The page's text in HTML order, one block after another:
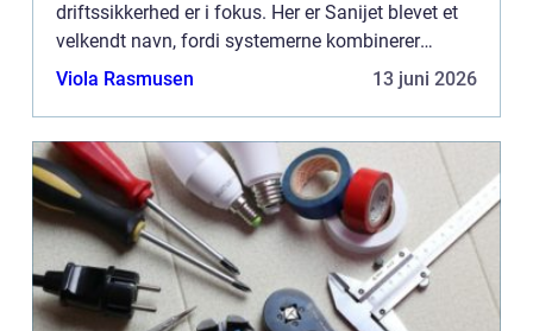
driftssikkerhed er i fokus. Her er Sanijet blevet et
velkendt navn, fordi systemerne kombinerer
kraftig rengøring med høj p...
Viola Rasmusen 13 juni 2026